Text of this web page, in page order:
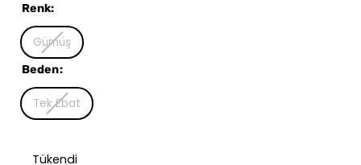
Renk:
Gümüş
Beden:
Tek Ebat
Tükendi